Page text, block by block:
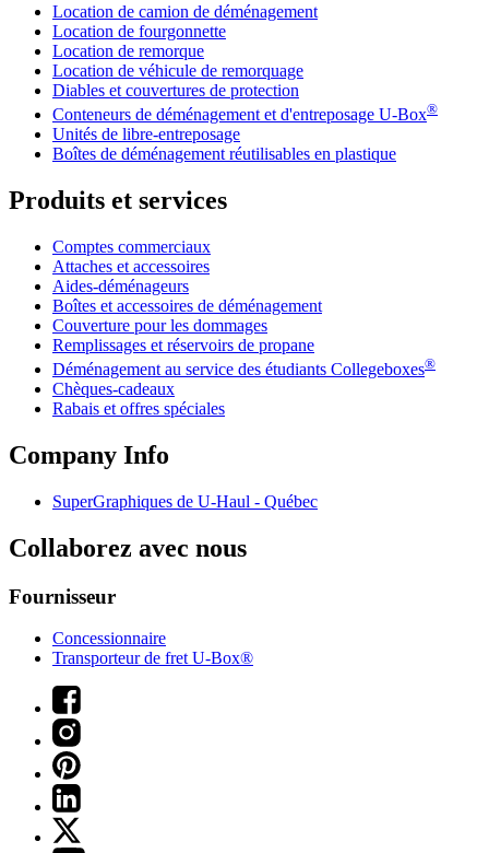
Location de camion de déménagement
Location de fourgonnette
Location de remorque
Location de véhicule de remorquage
Diables et couvertures de protection
Conteneurs de déménagement et d'entreposage U-Box®
Unités de libre-entreposage
Boîtes de déménagement réutilisables en plastique
Produits et services
Comptes commerciaux
Attaches et accessoires
Aides-déménageurs
Boîtes et accessoires de déménagement
Couverture pour les dommages
Remplissages et réservoirs de propane
Déménagement au service des étudiants Collegeboxes®
Chèques-cadeaux
Rabais et offres spéciales
Company Info
SuperGraphiques de U-Haul - Québec
Collaborez avec nous
Fournisseur
Concessionnaire
Transporteur de fret U-Box®